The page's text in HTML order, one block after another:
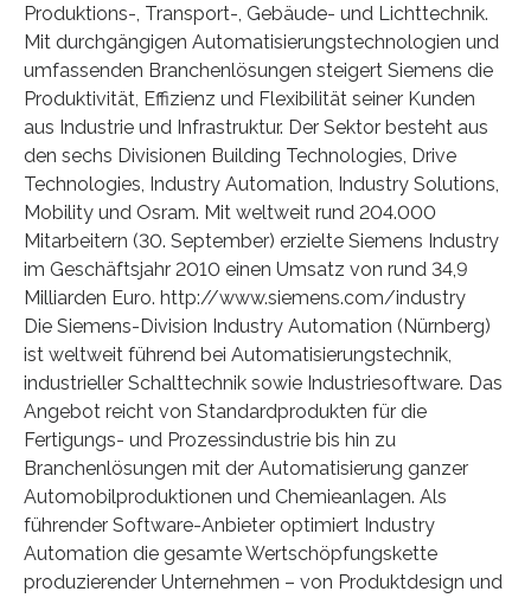
Produktions-, Transport-, Gebäude- und Lichttechnik.
Mit durchgängigen Automatisierungstechnologien und
umfassenden Branchenlösungen steigert Siemens die
Produktivität, Effizienz und Flexibilität seiner Kunden
aus Industrie und Infrastruktur. Der Sektor besteht aus
den sechs Divisionen Building Technologies, Drive
Technologies, Industry Automation, Industry Solutions,
Mobility und Osram. Mit weltweit rund 204.000
Mitarbeitern (30. September) erzielte Siemens Industry
im Geschäftsjahr 2010 einen Umsatz von rund 34,9
Milliarden Euro. http://www.siemens.com/industry
Die Siemens-Division Industry Automation (Nürnberg)
ist weltweit führend bei Automatisierungstechnik,
industrieller Schalttechnik sowie Industriesoftware. Das
Angebot reicht von Standardprodukten für die
Fertigungs- und Prozessindustrie bis hin zu
Branchenlösungen mit der Automatisierung ganzer
Automobilproduktionen und Chemieanlagen. Als
führender Software-Anbieter optimiert Industry
Automation die gesamte Wertschöpfungskette
produzierender Unternehmen – von Produktdesign und